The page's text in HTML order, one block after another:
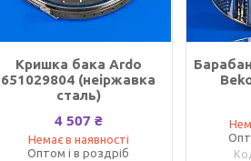
Кришка бака Ardo
651029804 (неіржавка
сталь)
4 507 ₴
Немає в наявності
Оптом і в роздріб